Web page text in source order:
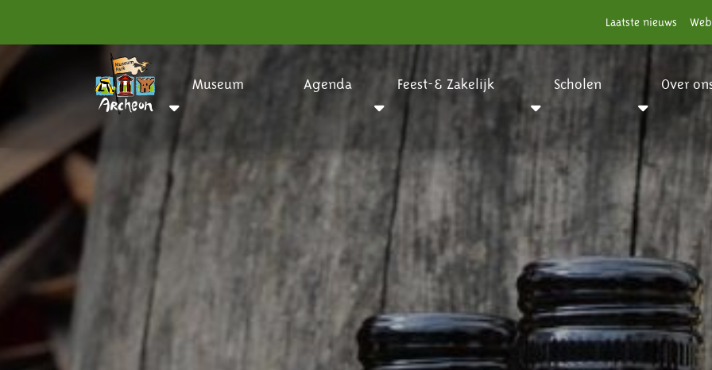
Laatste nieuws
Museum Agenda Feest-& Zakelijk Scholen Over